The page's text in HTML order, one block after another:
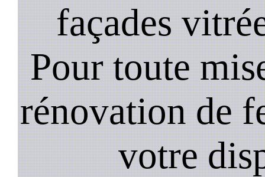
façades
Pour toute
rénovation de
votre